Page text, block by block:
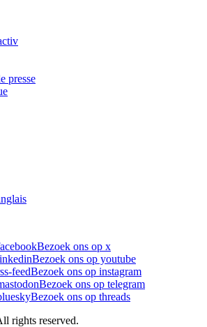
presse
Bezoek ons op x
Bezoek ons op youtube
feedBezoek ons op instagram
Bezoek ons op telegram
Bezoek ons op threads
rights reserved.